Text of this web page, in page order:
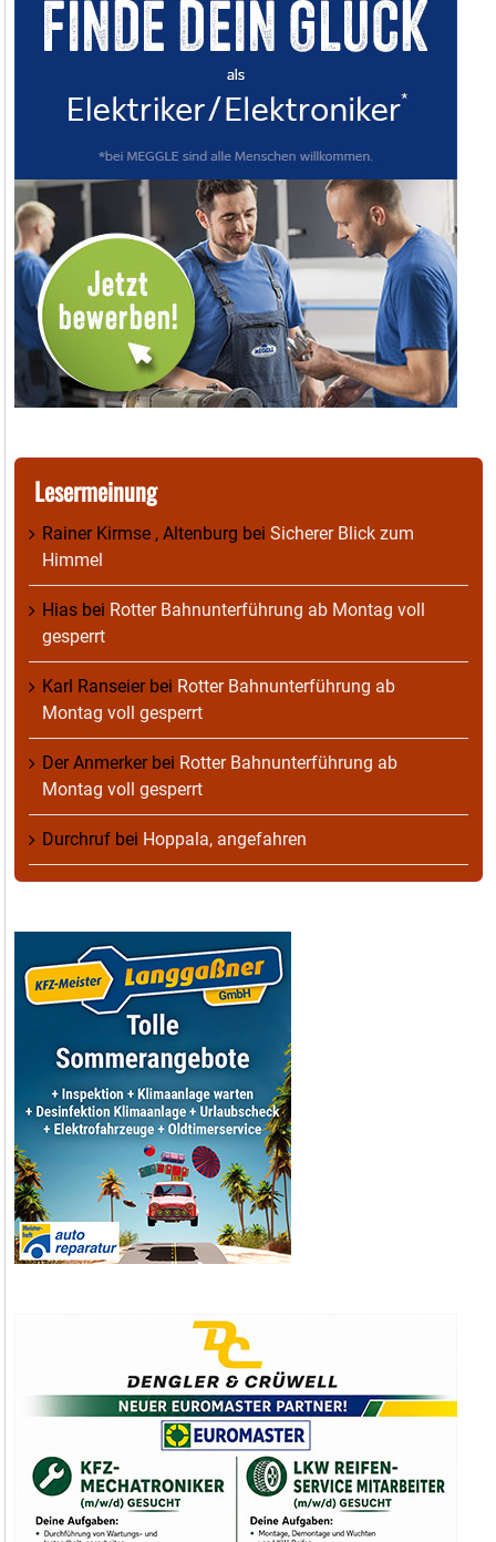
Lesermeinung
Rainer Kirmse , Altenburg bei Sicherer Blick zum
Himmel
Hias bei Rotter Bahnunterführung ab Montag voll
gesperrt
Karl Ranseierbei Rotter Bahnunterführung ab
Montag voll gesperrt
Der Anmerkerbei Rotter Bahnunterführung ab
Montag voll gesperrt
Durchruf bei Hoppala, angefahren